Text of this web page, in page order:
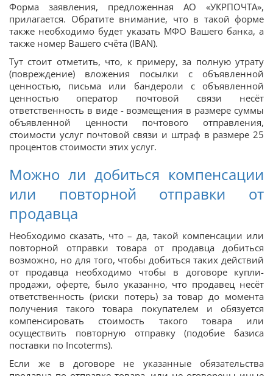
Форма заявления, предложенная АО «УКРПОЧТА»,
прилагается. Обратите внимание, что в такой форме
также необходимо будет указать МФО Вашего банка, а
также номер Вашего счёта (IBAN).
Тут стоит отметить, что, к примеру, за полную утрату
(повреждение) вложения посылки с объявленной
ценностью, письма или бандероли с объявленной
ценностью оператор почтовой связи несёт
ответственность в виде - возмещения в размере суммы
объявленной ценности почтового отправления,
стоимости услуг почтовой связи и штраф в размере 25
процентов стоимости этих услуг.
Можно ли добиться компенсации
или повторной отправки от
продавца
Необходимо сказать, что – да, такой компенсации или
повторной отправки товара от продавца добиться
возможно, но для того, чтобы добиться таких действий
от продавца необходимо чтобы в договоре купли-
продажи, оферте, было указанно, что продавец несёт
ответственность (риски потерь) за товар до момента
получения такого товара покупателем и обязуется
компенсировать стоимость такого товара или
осуществить повторную отправку (подобие базиса
поставки по Incoterms).
Если же в договоре не указанные обязательства